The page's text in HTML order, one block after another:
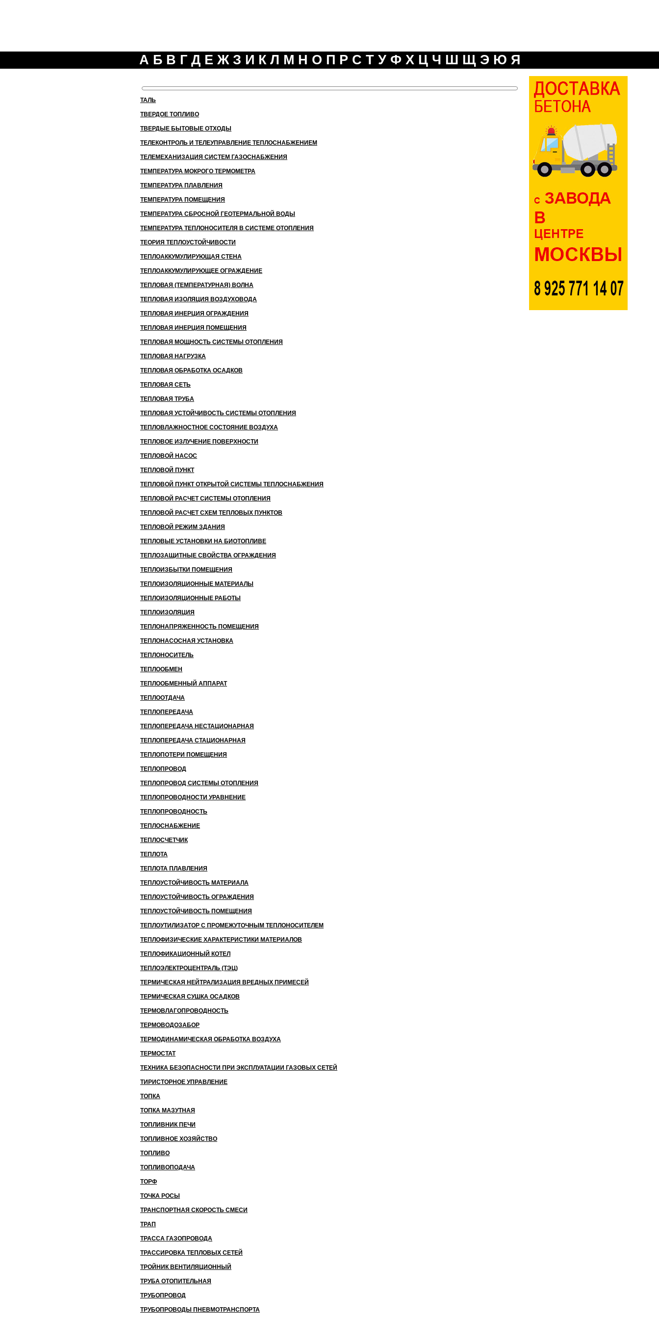
А Б В Г Д Е Ж З И К Л М Н О П Р С Т У Ф Х Ц Ч Ш Щ Э Ю Я
ТАЛЬ
ТВЕРДОЕ ТОПЛИВО
ТВЕРДЫЕ БЫТОВЫЕ ОТХОДЫ
ТЕЛЕКОНТРОЛЬ И ТЕЛЕУПРАВЛЕНИЕ ТЕПЛОСНАБЖЕНИЕМ
ТЕЛЕМЕХАНИЗАЦИЯ СИСТЕМ ГАЗОСНАБЖЕНИЯ
ТЕМПЕРАТУРА МОКРОГО ТЕРМОМЕТРА
ТЕМПЕРАТУРА ПЛАВЛЕНИЯ
ТЕМПЕРАТУРА ПОМЕЩЕНИЯ
ТЕМПЕРАТУРА СБРОСНОЙ ГЕОТЕРМАЛЬНОЙ ВОДЫ
ТЕМПЕРАТУРА ТЕПЛОНОСИТЕЛЯ В СИСТЕМЕ ОТОПЛЕНИЯ
ТЕОРИЯ ТЕПЛОУСТОЙЧИВОСТИ
ТЕПЛОАККУМУЛИРУЮЩАЯ СТЕНА
ТЕПЛОАККУМУЛИРУЮЩЕЕ ОГРАЖДЕНИЕ
ТЕПЛОВАЯ (ТЕМПЕРАТУРНАЯ) ВОЛНА
ТЕПЛОВАЯ ИЗОЛЯЦИЯ ВОЗДУХОВОДА
ТЕПЛОВАЯ ИНЕРЦИЯ ОГРАЖДЕНИЯ
ТЕПЛОВАЯ ИНЕРЦИЯ ПОМЕЩЕНИЯ
ТЕПЛОВАЯ МОЩНОСТЬ СИСТЕМЫ ОТОПЛЕНИЯ
ТЕПЛОВАЯ НАГРУЗКА
ТЕПЛОВАЯ ОБРАБОТКА ОСАДКОВ
ТЕПЛОВАЯ СЕТЬ
ТЕПЛОВАЯ ТРУБА
ТЕПЛОВАЯ УСТОЙЧИВОСТЬ СИСТЕМЫ ОТОПЛЕНИЯ
ТЕПЛОВЛАЖНОСТНОЕ СОСТОЯНИЕ ВОЗДУХА
ТЕПЛОВОЕ ИЗЛУЧЕНИЕ ПОВЕРХНОСТИ
ТЕПЛОВОЙ НАСОС
ТЕПЛОВОЙ ПУНКТ
ТЕПЛОВОЙ ПУНКТ ОТКРЫТОЙ СИСТЕМЫ ТЕПЛОСНАБЖЕНИЯ
ТЕПЛОВОЙ РАСЧЕТ СИСТЕМЫ ОТОПЛЕНИЯ
ТЕПЛОВОЙ РАСЧЕТ СХЕМ ТЕПЛОВЫХ ПУНКТОВ
ТЕПЛОВОЙ РЕЖИМ ЗДАНИЯ
ТЕПЛОВЫЕ УСТАНОВКИ НА БИОТОПЛИВЕ
ТЕПЛОЗАЩИТНЫЕ СВОЙСТВА ОГРАЖДЕНИЯ
ТЕПЛОИЗБЫТКИ ПОМЕЩЕНИЯ
ТЕПЛОИЗОЛЯЦИОННЫЕ МАТЕРИАЛЫ
ТЕПЛОИЗОЛЯЦИОННЫЕ РАБОТЫ
ТЕПЛОИЗОЛЯЦИЯ
ТЕПЛОНАПРЯЖЕННОСТЬ ПОМЕЩЕНИЯ
ТЕПЛОНАСОСНАЯ УСТАНОВКА
ТЕПЛОНОСИТЕЛЬ
ТЕПЛООБМЕН
ТЕПЛООБМЕННЫЙ АППАРАТ
ТЕПЛООТДАЧА
ТЕПЛОПЕРЕДАЧА
ТЕПЛОПЕРЕДАЧА НЕСТАЦИОНАРНАЯ
ТЕПЛОПЕРЕДАЧА СТАЦИОНАРНАЯ
ТЕПЛОПОТЕРИ ПОМЕЩЕНИЯ
ТЕПЛОПРОВОД
ТЕПЛОПРОВОД СИСТЕМЫ ОТОПЛЕНИЯ
ТЕПЛОПРОВОДНОСТИ УРАВНЕНИЕ
ТЕПЛОПРОВОДНОСТЬ
ТЕПЛОСНАБЖЕНИЕ
ТЕПЛОСЧЕТЧИК
ТЕПЛОТА
ТЕПЛОТА ПЛАВЛЕНИЯ
ТЕПЛОУСТОЙЧИВОСТЬ МАТЕРИАЛА
ТЕПЛОУСТОЙЧИВОСТЬ ОГРАЖДЕНИЯ
ТЕПЛОУСТОЙЧИВОСТЬ ПОМЕЩЕНИЯ
ТЕПЛОУТИЛИЗАТОР С ПРОМЕЖУТОЧНЫМ ТЕПЛОНОСИТЕЛЕМ
ТЕПЛОФИЗИЧЕСКИЕ ХАРАКТЕРИСТИКИ МАТЕРИАЛОВ
ТЕПЛОФИКАЦИОННЫЙ КОТЕЛ
ТЕПЛОЭЛЕКТРОЦЕНТРАЛЬ (ТЭЦ)
ТЕРМИЧЕСКАЯ НЕЙТРАЛИЗАЦИЯ ВРЕДНЫХ ПРИМЕСЕЙ
ТЕРМИЧЕСКАЯ СУШКА ОСАДКОВ
ТЕРМОВЛАГОПРОВОДНОСТЬ
ТЕРМОВОДОЗАБОР
ТЕРМОДИНАМИЧЕСКАЯ ОБРАБОТКА ВОЗДУХА
ТЕРМОСТАТ
ТЕХНИКА БЕЗОПАСНОСТИ ПРИ ЭКСПЛУАТАЦИИ ГАЗОВЫХ СЕТЕЙ
ТИРИСТОРНОЕ УПРАВЛЕНИЕ
ТОПКА
ТОПКА МАЗУТНАЯ
ТОПЛИВНИК ПЕЧИ
ТОПЛИВНОЕ ХОЗЯЙСТВО
ТОПЛИВО
ТОПЛИВОПОДАЧА
ТОРФ
ТОЧКА РОСЫ
ТРАНСПОРТНАЯ СКОРОСТЬ СМЕСИ
ТРАП
ТРАССА ГАЗОПРОВОДА
ТРАССИРОВКА ТЕПЛОВЫХ СЕТЕЙ
ТРОЙНИК ВЕНТИЛЯЦИОННЫЙ
ТРУБА ОТОПИТЕЛЬНАЯ
ТРУБОПРОВОД
ТРУБОПРОВОДЫ ПНЕВМОТРАНСПОРТА